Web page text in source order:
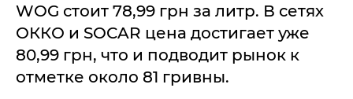
WOG стоит 78,99 грн за литр. В сетях
ОККО и SOCAR цена достигает уже
80,99 грн, что и подводит рынок к
отметке около 81 гривны.